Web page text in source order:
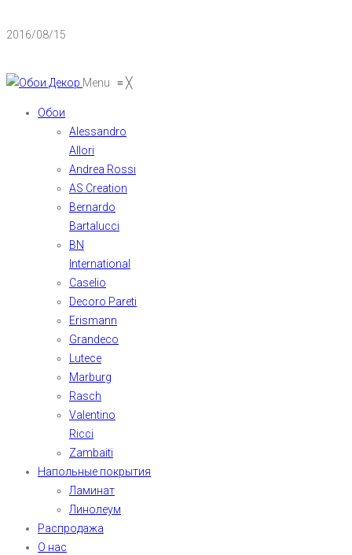
2016/08/15
Menu ≡╳
Обои
Alessandro
Allori
Andrea Rossi
AS Creation
Bernardo
Bartalucci
BN
International
Caselio
Decoro Pareti
Erismann
Grandeco
Lutece
Marburg
Rasch
Valentino
Ricci
Zambaiti
Напольные покрытия
Ламинат
Линолеум
Распродажа
О нас